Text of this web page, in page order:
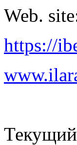
Web.
https://